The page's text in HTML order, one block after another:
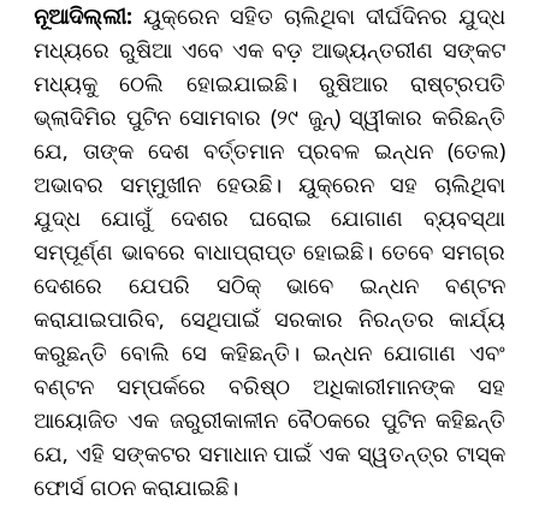
ନୂଆଦିଲ୍ଲୀ: ୟୁକ୍ରେନ ସହିତ ଚାଲିଥିବା ଦୀର୍ଘଦିନର ଯୁଦ୍ଧ
ମଧ୍ୟରେ ରୁଷିଆ ଏବେ ଏକ ବଡ଼ ଆଭ୍ୟନ୍ତରୀଣ ସଙ୍କଟ
ମଧ୍ୟକୁ ଠେଲି ହୋଇଯାଇଛି। ରୁଷିଆର ରାଷ୍ଟ୍ରପତି
ଭ୍ଲାଦିମିର ପୁଟିନ ସୋମବାର (୨୯ ଜୁନ୍) ସ୍ୱୀକାର କରିଛନ୍ତି
ଯେ, ତାଙ୍କ ଦେଶ ବର୍ତ୍ତମାନ ପ୍ରବଳ ଇନ୍ଧନ (ତେଲ)
ଅଭାବର ସମ୍ମୁଖୀନ ହେଉଛି। ୟୁକ୍ରେନ ସହ ଚାଲିଥିବା
ଯୁଦ୍ଧ ଯୋଗୁଁ ଦେଶର ଘରୋଇ ଯୋଗାଣ ବ୍ୟବସ୍ଥା
ସମ୍ପୂର୍ଣ୍ଣ ଭାବରେ ବାଧାପ୍ରାପ୍ତ ହୋଇଛି। ତେବେ ସମଗ୍ର
ଦେଶରେ ଯେପରି ସଠିକ୍ ଭାବେ ଇନ୍ଧନ ବଣ୍ଟନ
କରାଯାଇପାରିବ, ସେଥିପାଇଁ ସରକାର ନିରନ୍ତର କାର୍ଯ୍ୟ
କରୁଛନ୍ତି ବୋଲି ସେ କହିଛନ୍ତି। ଇନ୍ଧନ ଯୋଗାଣ ଏବଂ
ବଣ୍ଟନ ସମ୍ପର୍କରେ ବରିଷ୍ଠ ଅଧିକାରୀମାନଙ୍କ ସହ
ଆୟୋଜିତ ଏକ ଜରୁରୀକାଳୀନ ବୈଠକରେ ପୁଟିନ କହିଛନ୍ତି
ଯେ, ଏହି ସଙ୍କଟର ସମାଧାନ ପାଇଁ ଏକ ସ୍ୱତନ୍ତ୍ର ଟାସ୍କ
ଫୋର୍ସ ଗଠନ କରାଯାଇଛି।